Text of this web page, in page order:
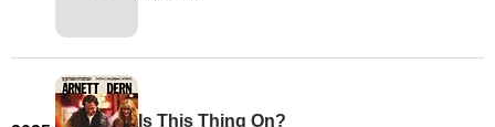
Is This Thing On?